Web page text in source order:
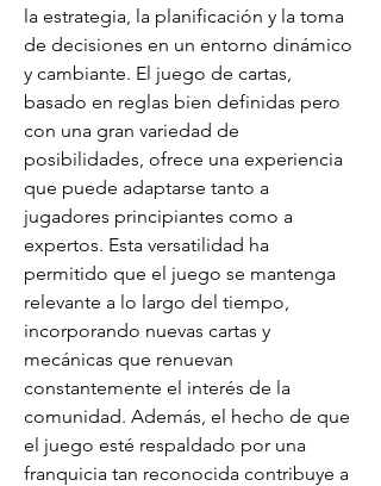
la estrategia, la planificación y la toma
de decisiones en un entorno dinámico
y cambiante. El juego de cartas,
basado en reglas bien definidas pero
con una gran variedad de
posibilidades, ofrece una experiencia
que puede adaptarse tanto a
jugadores principiantes como a
expertos. Esta versatilidad ha
permitido que el juego se mantenga
relevante a lo largo del tiempo,
incorporando nuevas cartas y
mecánicas que renuevan
constantemente el interés de la
comunidad. Además, el hecho de que
el juego esté respaldado por una
franquicia tan reconocida contribuye a